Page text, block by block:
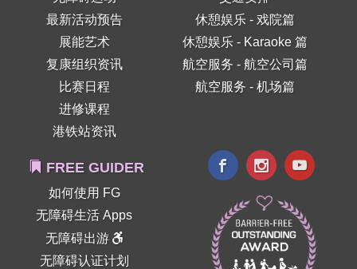
最新活动预告
展能艺术
复康组织资讯
比赛日程
进修课程
港铁站资讯
休憩娱乐 - 戏院篇
休憩娱乐 - Karaoke 篇
航空服务 - 航空公司篇
航空服务 - 机场篇
FREE GUIDER
如何使用 FG
无障碍生活 Apps
无障碍出游
无障碍认证计划